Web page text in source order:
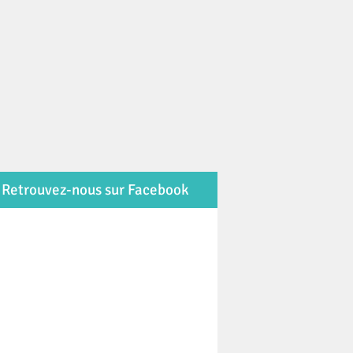
Retrouvez-nous sur Facebook